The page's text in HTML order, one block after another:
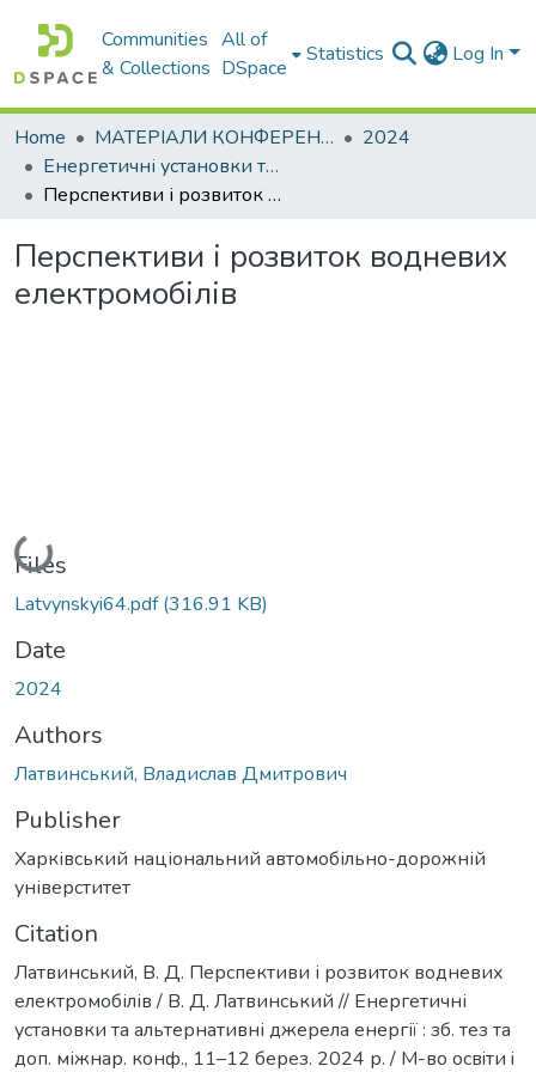
Communities
& Collections
All of
DSpace
Statistics Log In
Home МАТЕРІАЛИ КОНФЕРЕНЦІЙ
2024
Енергетичні установки та альтернативні джерела енергії
Перспективи і розвиток водневих електромобілів
Перспективи і розвиток водневих
електромобілів
Loading...
Files
Latvynskyi64.pdf(316.91 KB)
Date
2024
Authors
Латвинський, Владислав Дмитрович
Publisher
Харківський національний автомобільно-дорожній
універститет
Citation
Латвинський, В. Д. Перспективи і розвиток водневих
електромобілів / В. Д. Латвинський // Енергетичні
установки та альтернативні джерела енергії : зб. тез та
доп. міжнар. конф., 11–12 берез. 2024 р. / М-во освiти i